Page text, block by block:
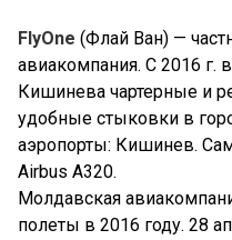
FlyOne (Флай Ван) —
авиакомпания. С 2016 г.
Кишинева чартерные и
удобные стыковки в
аэропорты: Кишинев.
Airbus A320.
Молдавская
полеты в 2016 году. 28